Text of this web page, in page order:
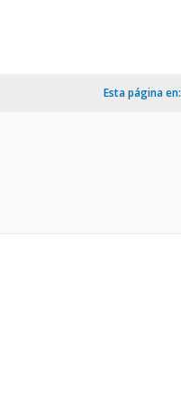
Esta página en: